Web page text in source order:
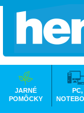
JARNÉ
POMÔCKY
PC,